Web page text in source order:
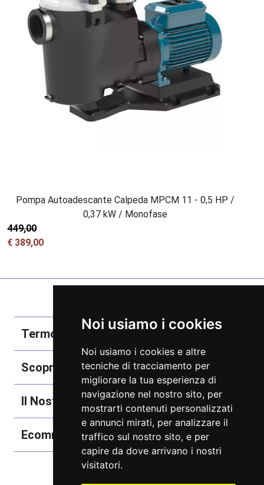
Noi usiamo i cookies
Noi usiamo i cookies e altre
tecniche di tracciamento per
migliorare la tua esperienza di
navigazione nel nostro sito, per
mostrarti contenuti personalizzati
e annunci mirati, per analizzare il
traffico sul nostro sito, e per
capire da dove arrivano i nostri
visitatori.
Pompa Autoadescante Calpeda MPCM 11 - 0,5 HP /
0,37 kW / Monofase
€ 449,00
€ 389,00
Termobozzo Srl
Scoprici
Il Nostro Catalogo
Ecommerce